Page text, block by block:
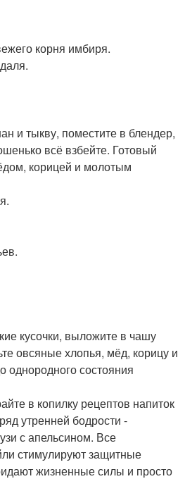
корня имбиря.
и тыкву, поместите в блендер,
всё взбейте. Готовый
корицей и молотым
кусочки, выложите в чашу
овсяные хлопья, мёд, корицу и
однородного состояния
в копилку рецептов напиток
утренней бодрости -
с апельсином. Все
стимулируют защитные
жизненные силы и просто